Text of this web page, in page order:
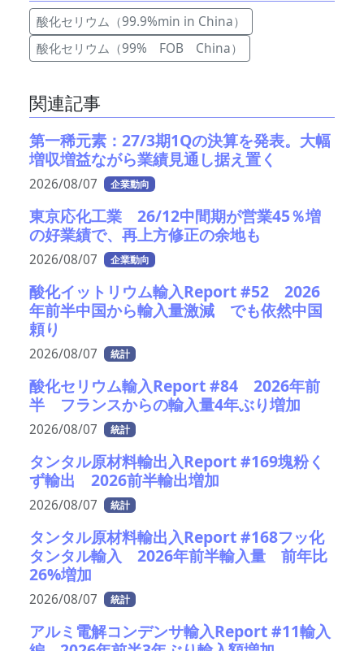
酸化セリウム（99.9%min in China）
酸化セリウム（99% FOB China）
関連記事
第一稀元素：27/3期1Qの決算を発表。大幅
増収増益ながら業績見通し据え置く
2026/08/07 企業動向
東京応化工業 26/12中間期が営業45％増
の好業績で、再上方修正の余地も
2026/08/07 企業動向
酸化イットリウム輸入Report #52 2026
年前半中国から輸入量激減 でも依然中国
頼り
2026/08/07 統計
酸化セリウム輸入Report #84 2026年前
半 フランスからの輸入量4年ぶり増加
2026/08/07 統計
タンタル原材料輸出入Report #169塊粉く
ず輸出 2026前半輸出増加
2026/08/07 統計
タンタル原材料輸出入Report #168フッ化
タンタル輸入 2026年前半輸入量 前年比
26%増加
2026/08/07 統計
アルミ電解コンデンサ輸入Report #11輸入